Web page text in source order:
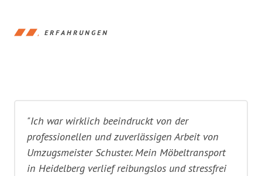
ERFAHRUNGEN
"Ich war wirklich beeindruckt von der
professionellen und zuverlässigen Arbeit von
Umzugsmeister Schuster. Mein Möbeltransport
in Heidelberg verlief reibungslos und stressfrei